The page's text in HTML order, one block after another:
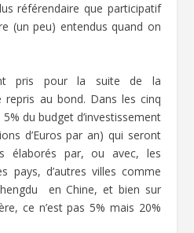
référendaire que participatif
(un peu) entendus quand on
pris pour la suite de la
repris au bond. Dans les cinq
du budget d’investissement
d’Euros par an) qui seront
élaborés par, ou avec, les
pays, d’autres villes comme
en Chine, et bien sur
ce n’est pas 5% mais 20%